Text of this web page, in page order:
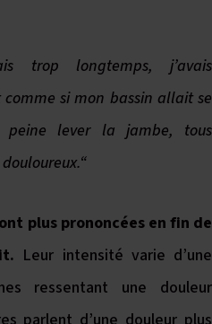
trop longtemps, j’avais
si mon bassin allait se
peine lever la jambe, tous
plus prononcées en fin de
Leur intensité varie d’une
ressentant une douleur